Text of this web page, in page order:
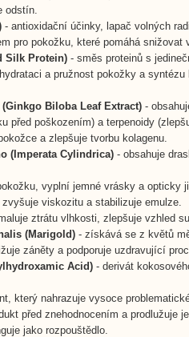
odstín.
- antioxidační účinky, lapač volných
pro pokožku, které pomáhá snižovat
Silk Protein)- směs proteinů s
a pružnost pokožky a
Biloba Leaf Extract)-
před poškozením) a terpenoidy
a zlepšuje tvorbu kolagenu.
(Imperata Cylindrica)- obsahuje
vyplní jemné vrásky a opticky
viskozitu a stabilizuje emulze.
ztrátu vlhkosti, zlepšuje vzhled
(Marigold)- získává se z květů
záněty a podporuje uzdravující
Acid)- derivát
který nahrazuje vysoce
před znehodnocením a prodlužuje
jako rozpouštědlo.